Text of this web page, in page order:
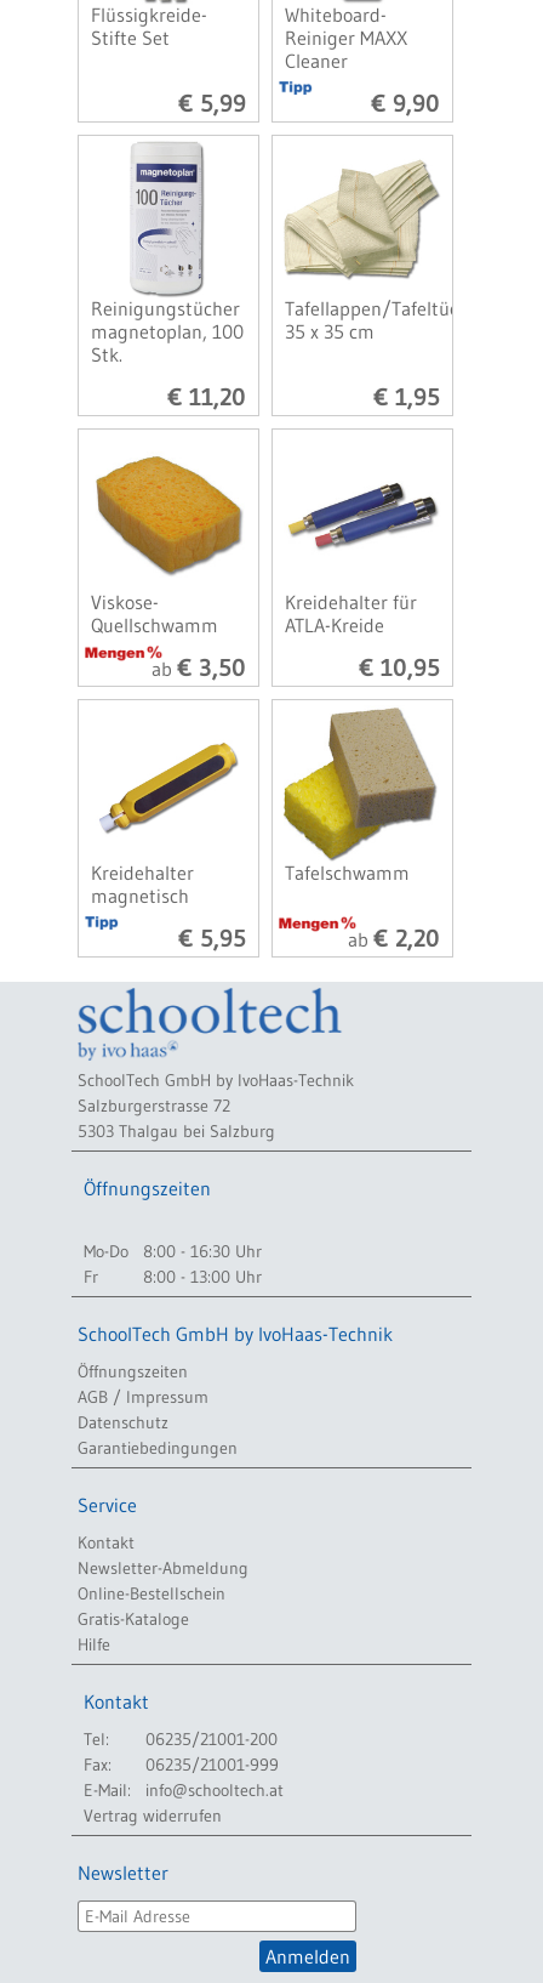
Flüssigkreide-
Stifte Set
€ 5,99
Whiteboard-
Reiniger MAXX
Cleaner
€ 9,90
Reinigungstücher
magnetoplan, 100
Stk.
€ 11,20
Tafellappen/Tafeltücher
35 x 35 cm
€ 1,95
Viskose-
Quellschwamm
ab € 3,50
Kreidehalter für
ATLA-Kreide
€ 10,95
Kreidehalter
magnetisch
€ 5,95
Tafelschwamm
ab € 2,20
SchoolTech GmbH by IvoHaas-Technik
Salzburgerstrasse 72
5303 Thalgau bei Salzburg
Öffnungszeiten
Mo-Do
8:00 - 16:30 Uhr
Fr
8:00 - 13:00 Uhr
SchoolTech GmbH by IvoHaas-Technik
Öffnungszeiten
AGB / Impressum
Datenschutz
Garantiebedingungen
Service
Kontakt
Newsletter-Abmeldung
Online-Bestellschein
Gratis-Kataloge
Hilfe
Kontakt
Tel:
06235/21001-200
Fax:
06235/21001-999
E-Mail:
info@schooltech.at
Vertrag widerrufen
Newsletter
Anmelden